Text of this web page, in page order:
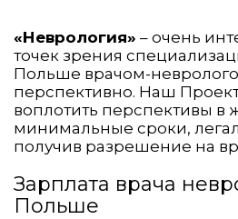
«Неврология» – очень
точек зрения
Польше врачом-
перспективно. Наш
воплотить перспективы в
минимальные сроки,
получив разрешение на
Зарплата врача
Польше